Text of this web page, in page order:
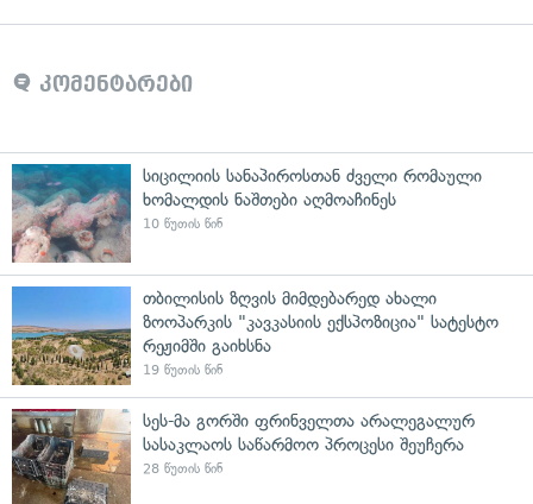
კომენტარები
სიცილიის სანაპიროსთან ძველი რომაული
ხომალდის ნაშთები აღმოაჩინეს
10 წუთის წინ
თბილისის ზღვის მიმდებარედ ახალი
ზოოპარკის "კავკასიის ექსპოზიცია" სატესტო
რეჟიმში გაიხსნა
19 წუთის წინ
სეს-მა გორში ფრინველთა არალეგალურ
სასაკლაოს საწარმოო პროცესი შეუჩერა
28 წუთის წინ